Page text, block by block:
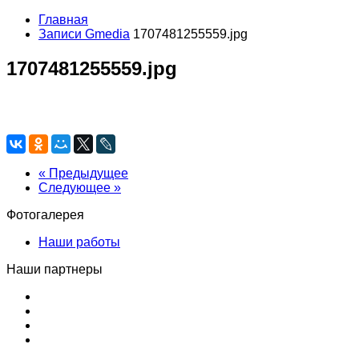
Главная
Записи Gmedia 1707481255559.jpg
1707481255559.jpg
« Предыдущее
Следующее »
Фотогалерея
Наши работы
Наши партнеры